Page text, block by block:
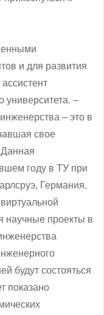
и для развития
университета. –
– это в
свое
году в ТУ при
Германия.
научные проекты в
будут состояться
показано